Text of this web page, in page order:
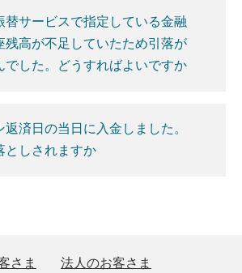
替サービスで指定している金融
残高が不足していたため引落が
でした。どうすればよいですか
済日の当日に入金しました。
としされますか
さま
法人のお客さま